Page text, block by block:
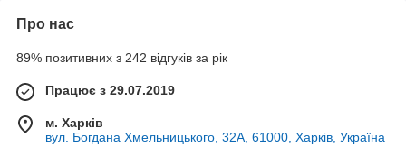
Про нас
89% позитивних з 242 відгуків за рік
Працює з 29.07.2019
м. Харків
вул. Богдана Хмельницького, 32А, 61000, Харків, Україна